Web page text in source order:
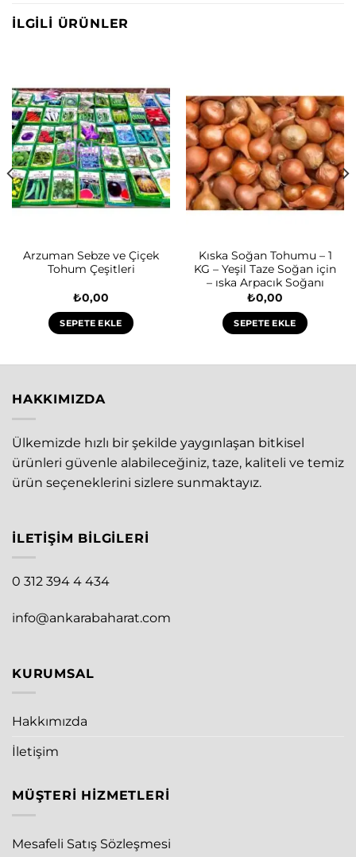
İLGILI ÜRÜNLER
Arzuman Sebze ve Çiçek
Tohum Çeşitleri
₺0,00
SEPETE EKLE
Kıska Soğan Tohumu – 1
KG – Yeşil Taze Soğan için
– ıska Arpacık Soğanı
₺0,00
SEPETE EKLE
HAKKIMIZDA
Ülkemizde hızlı bir şekilde yaygınlaşan bitkisel
ürünleri güvenle alabileceğiniz, taze, kaliteli ve temiz
ürün seçeneklerini sizlere sunmaktayız.
İLETIŞIM BILGILERI
0 312 394 4 434
info@ankarabaharat.com
KURUMSAL
Hakkımızda
İletişim
MÜŞTERI HIZMETLERI
Mesafeli Satış Sözleşmesi